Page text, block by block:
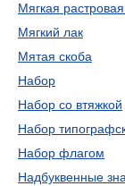
Мягкая
Мягкий лак
Мятая скоба
Набор
Набор со втяжкой
Набор
Набор флагом
Надбуквенные